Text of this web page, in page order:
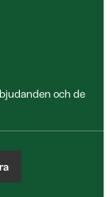
och de